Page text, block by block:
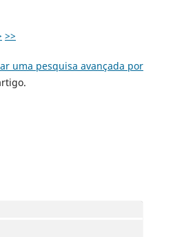
>>
uma pesquisa avançada por